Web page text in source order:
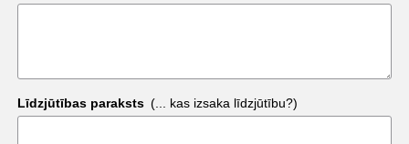
Līdzjūtības paraksts (... kas izsaka līdzjūtību?)